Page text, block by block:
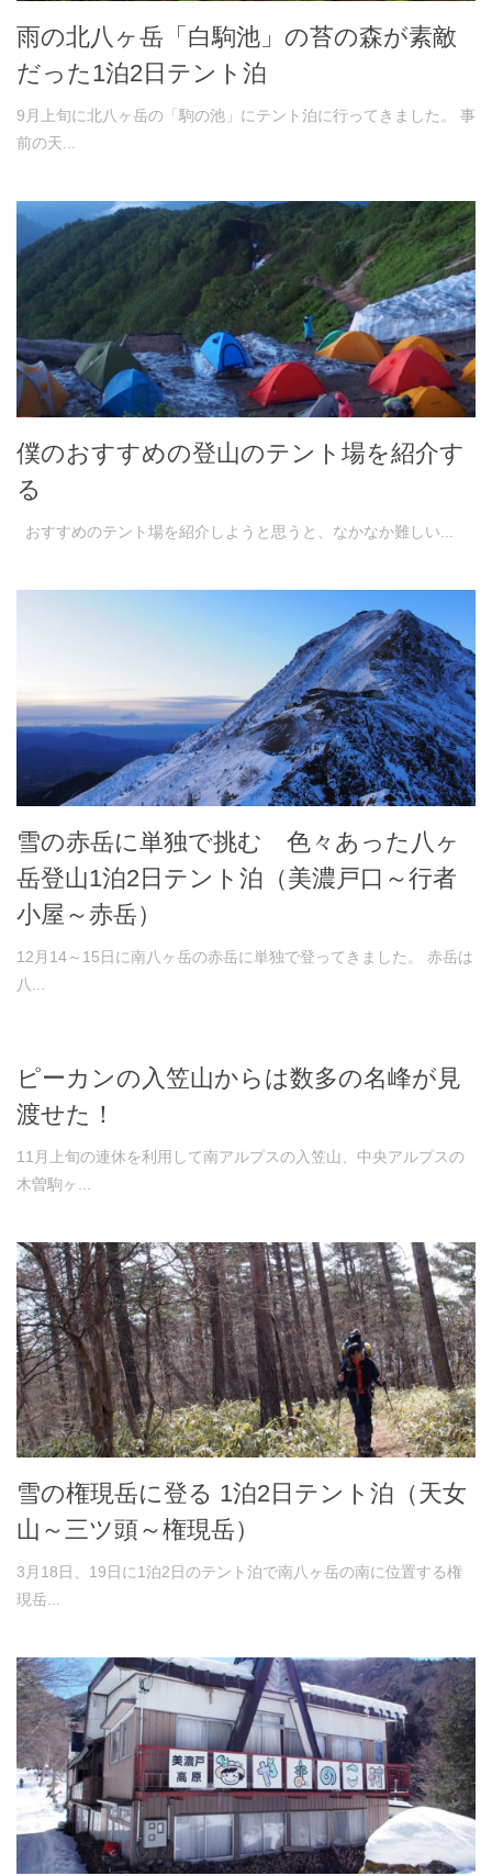
雨の北八ヶ岳「白駒池」の苔の森が素敵
だった1泊2日テント泊
9月上旬に北八ヶ岳の「駒の池」にテント泊に行ってきました。 事
前の天...
僕のおすすめの登山のテント場を紹介す
る
おすすめのテント場を紹介しようと思うと、なかなか難しい...
雪の赤岳に単独で挑む 色々あった八ヶ
岳登山1泊2日テント泊（美濃戸口～行者
小屋～赤岳）
12月14～15日に南八ヶ岳の赤岳に単独で登ってきました。 赤岳は
八...
ピーカンの入笠山からは数多の名峰が見
渡せた！
11月上旬の連休を利用して南アルプスの入笠山、中央アルプスの
木曽駒ヶ...
雪の権現岳に登る 1泊2日テント泊（天女
山～三ツ頭～権現岳）
3月18日、19日に1泊2日のテント泊で南八ヶ岳の南に位置する権
現岳...